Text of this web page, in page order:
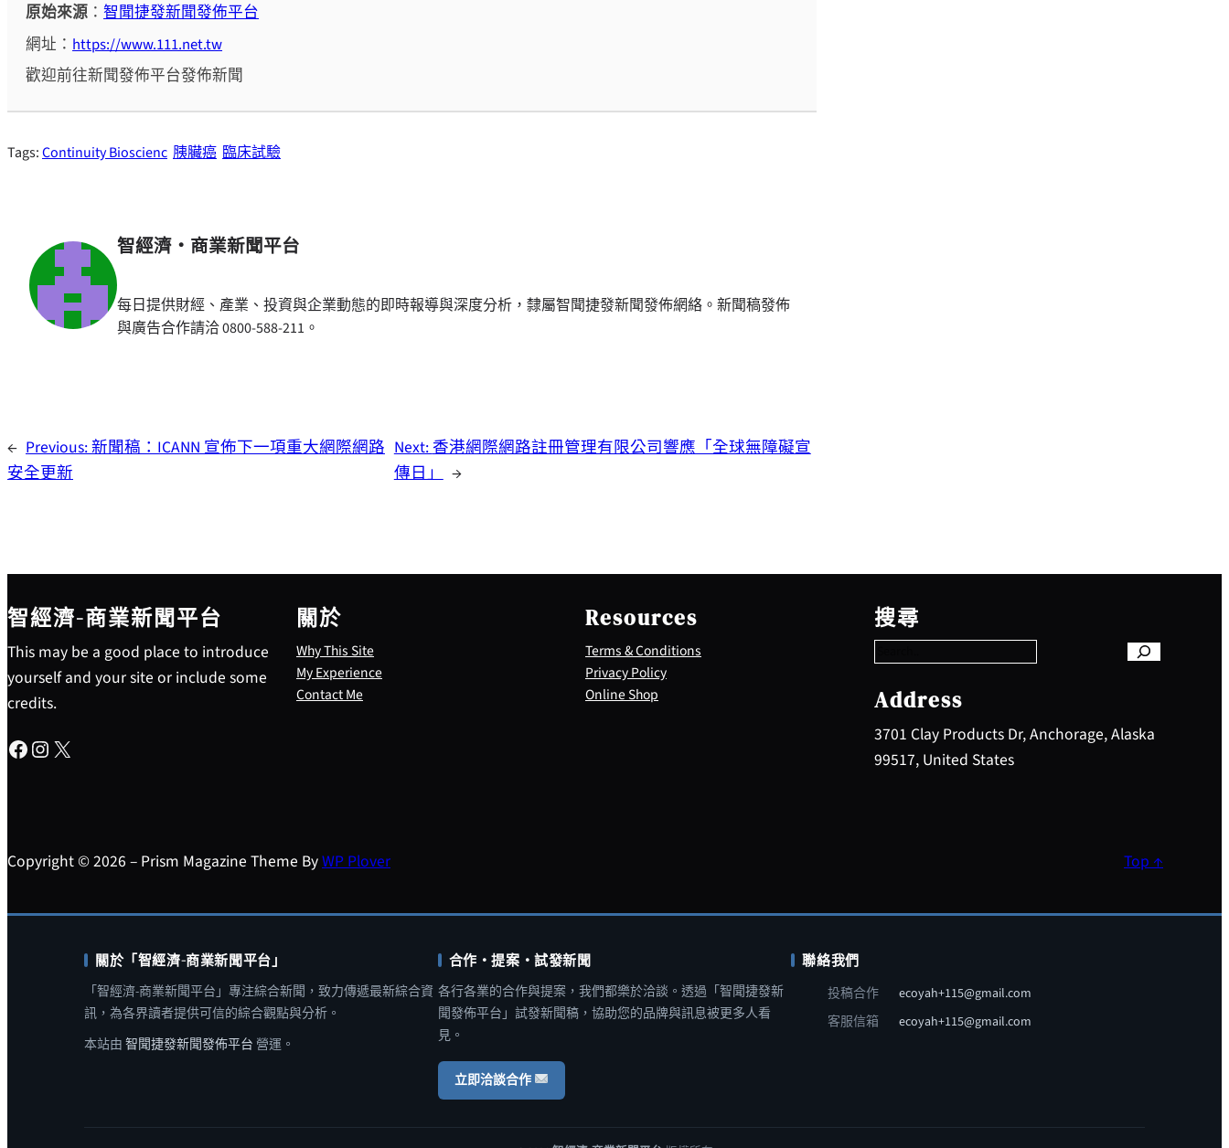
原始來源 ：智聞捷發新聞發佈平台
網址： https://www.111.net.tw
歡迎前往新聞發佈平台發佈新聞
Tags:Continuity Bioscienc 胰臟癌 臨床試驗
智經濟・商業新聞平台
每日提供財經、產業、投資與企業動態的即時報導與深度分析，隸屬智聞捷發新聞發佈網絡。新聞稿發佈
與廣告合作請洽 0800-588-211。
← Previous:新聞稿：ICANN 宣佈下一項重大網際網路
安全更新
Next:香港網際網路註冊管理有限公司響應「全球無障礙宣
傳日」
→
智經濟-商業新聞平台
This may be a good place to introduce
yourself and your site or include some
credits.
Facebook Instagram X
關於
Why This Site
My Experience
Contact Me
Resources
Terms & Conditions
Privacy Policy
Online Shop
搜尋
e
a
c
h
Address
3701 Clay Products Dr, Anchorage, Alaska
99517, United States
Copyright © 2026 – Prism Magazine Theme ByWP Plover Top ↑
關於「智經濟-商業新聞平台」
「智經濟-商業新聞平台」專注綜合新聞，致力傳遞最新綜合資
訊，為各界讀者提供可信的綜合觀點與分析。
本站由 智聞捷發新聞發佈平台 營運。
合作・提案・試發新聞
各行各業的合作與提案，我們都樂於洽談。透過「智聞捷發新
聞發佈平台」試發新聞稿，協助您的品牌與訊息被更多人看
見。
立即洽談合作
聯絡我們
投稿合作
ecoyah+115@gmail.com
客服信箱
ecoyah+115@gmail.com